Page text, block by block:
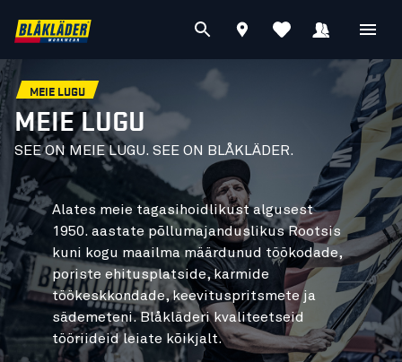
MEIE LUGU
MEIE LUGU
SEE ON MEIE LUGU. SEE ON BLÅKLÄDER.
Alates meie tagasihoidlikust algusest
1950. aastate põllumajanduslikus Rootsis
kuni kogu maailma määrdunud töökodade,
poriste ehitusplatside, karmide
töökeskkondade, keevituspritsmete ja
sädemeteni. Blåkläderi kvaliteetseid
tööriideid leiate kõikjalt.